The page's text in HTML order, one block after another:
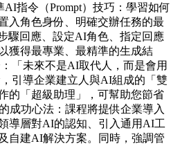
AI指令（Prompt）技巧：學習如何
入角色身份、明確交辦任務的最
驟回應、設定AI角色、指定回應
獲得最專業、最精準的生成結
「未來不是AI取代人，而是會用
引導企業建立人與AI組成的「雙
的「超級助理」，可幫助您節省
成功心法：課程將提供企業導入
導層對AI的認知、引入通用AI工
自建AI解決方案。同時，強調管